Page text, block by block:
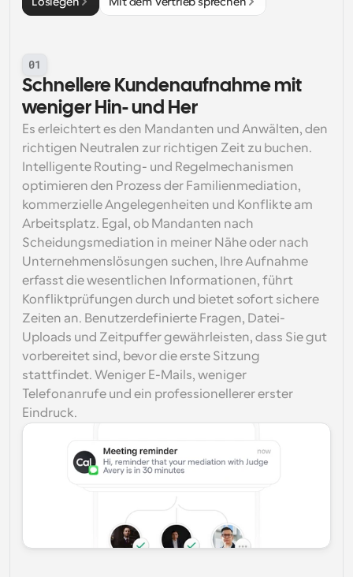
01
Schnellere Kundenaufnahme mit
weniger Hin- und Her
Es erleichtert es den Mandanten und Anwälten, den
richtigen Neutralen zur richtigen Zeit zu buchen.
Intelligente Routing- und Regelmechanismen
optimieren den Prozess der Familienmediation,
kommerzielle Angelegenheiten und Konflikte am
Arbeitsplatz. Egal, ob Mandanten nach
Scheidungsmediation in meiner Nähe oder nach
Unternehmenslösungen suchen, Ihre Aufnahme
erfasst die wesentlichen Informationen, führt
Konfliktprüfungen durch und bietet sofort sichere
Zeiten an. Benutzerdefinierte Fragen, Datei-
Uploads und Zeitpuffer gewährleisten, dass Sie gut
vorbereitet sind, bevor die erste Sitzung
stattfindet. Weniger E-Mails, weniger
Telefonanrufe und ein professionellerer erster
Eindruck.